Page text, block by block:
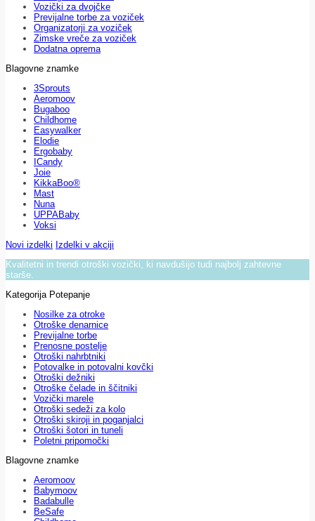
Vozički za dvojčke
Previjalne torbe za voziček
Organizatorji za voziček
Zimske vreče za voziček
Dodatna oprema
Blagovne znamke
3Sprouts
Aeromoov
Bugaboo
Childhome
Easywalker
Elodie
Ergobaby
ICandy
Joie
KikkaBoo®
Mast
Nuna
UPPABaby
Voksi
Novi izdelki Izdelki v akciji
Kvalitetni in trendi otroški vozički, ki navdušijo tudi najbolj zahtevne
starše.
Kategorija Potepanje
Nosilke za otroke
Otroške denarnice
Previjalne torbe
Prenosne postelje
Otroški nahrbtniki
Potovalke in potovalni kovčki
Otroški dežniki
Otroške čelade in ščitniki
Vozički marele
Otroški sedeži za kolo
Otroški skiroji in poganjalci
Otroški šotori in tuneli
Poletni pripomočki
Blagovne znamke
Aeromoov
Babymoov
Badabulle
BeSafe